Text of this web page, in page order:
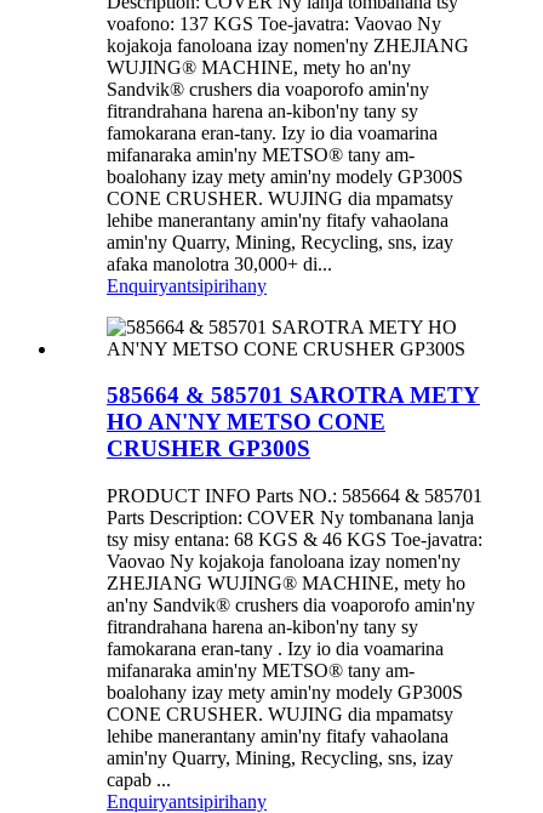
voafono: 137 KGS Toe-javatra: Vaovao Ny
kojakoja fanoloana izay nomen'ny ZHEJIANG
WUJING® MACHINE, mety ho an'ny
Sandvik® crushers dia voaporofo amin'ny
fitrandrahana harena an-kibon'ny tany sy
famokarana eran-tany. Izy io dia voamarina
mifanaraka amin'ny METSO® tany am-
boalohany izay mety amin'ny modely GP300S
CONE CRUSHER. WUJING dia mpamatsy
lehibe manerantany amin'ny fitafy vahaolana
amin'ny Quarry, Mining, Recycling, sns, izay
afaka manolotra 30,000+ di...
Enquiryantsipirihany
585664 & 585701 SAROTRA METY
HO AN'NY METSO CONE
CRUSHER GP300S
PRODUCT INFO Parts NO.: 585664 & 585701
Parts Description: COVER Ny tombanana lanja
tsy misy entana: 68 KGS & 46 KGS Toe-javatra:
Vaovao Ny kojakoja fanoloana izay nomen'ny
ZHEJIANG WUJING® MACHINE, mety ho
an'ny Sandvik® crushers dia voaporofo amin'ny
fitrandrahana harena an-kibon'ny tany sy
famokarana eran-tany . Izy io dia voamarina
mifanaraka amin'ny METSO® tany am-
boalohany izay mety amin'ny modely GP300S
CONE CRUSHER. WUJING dia mpamatsy
lehibe manerantany amin'ny fitafy vahaolana
amin'ny Quarry, Mining, Recycling, sns, izay
capab ...
Enquiryantsipirihany